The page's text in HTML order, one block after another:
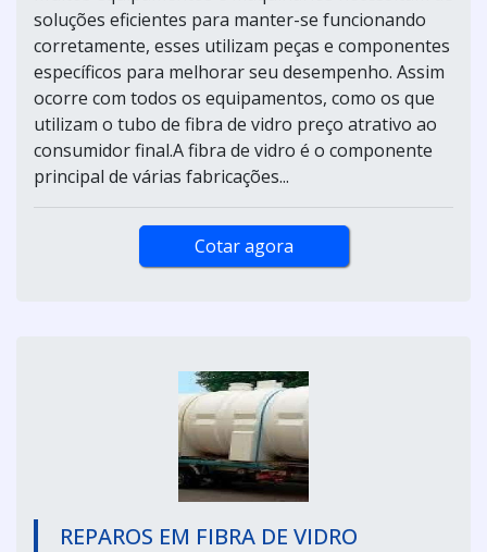
soluções eficientes para manter-se funcionando
corretamente, esses utilizam peças e componentes
específicos para melhorar seu desempenho. Assim
ocorre com todos os equipamentos, como os que
utilizam o tubo de fibra de vidro preço atrativo ao
consumidor final.A fibra de vidro é o componente
principal de várias fabricações...
Cotar agora
REPAROS EM FIBRA DE VIDRO